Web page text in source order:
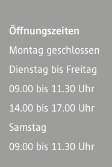
Öffnungszeiten
Montag geschlossen
Dienstag bis Freitag
09.00 bis 11.30 Uhr
14.00 bis 17.00 Uhr
Samstag
09.00 bis 11.30 Uhr